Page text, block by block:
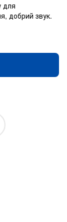
для
добрий звук.